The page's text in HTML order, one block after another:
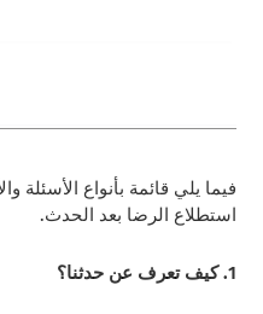
فيما يلي قائمة بأنواع الأسئلة
استطلاع الرضا بعد الحدث.
1. كيف تعرف عن حدثنا؟